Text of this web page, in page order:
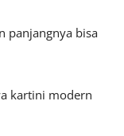
panjangnya bisa
kartini modern